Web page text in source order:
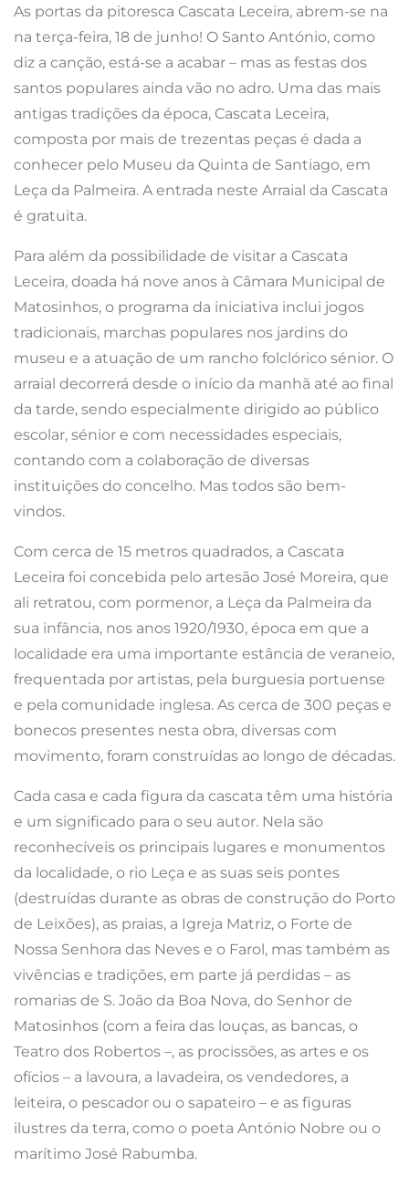
As portas da pitoresca Cascata Leceira, abrem-se na
na terça-feira, 18 de junho! O Santo António, como
diz a canção, está-se a acabar – mas as festas dos
santos populares ainda vão no adro. Uma das mais
antigas tradições da época, Cascata Leceira,
composta por mais de trezentas peças é dada a
conhecer pelo Museu da Quinta de Santiago, em
Leça da Palmeira. A entrada neste Arraial da Cascata
é gratuita.
Para além da possibilidade de visitar a Cascata
Leceira, doada há nove anos à Câmara Municipal de
Matosinhos, o programa da iniciativa inclui jogos
tradicionais, marchas populares nos jardins do
museu e a atuação de um rancho folclórico sénior. O
arraial decorrerá desde o início da manhã até ao final
da tarde, sendo especialmente dirigido ao público
escolar, sénior e com necessidades especiais,
contando com a colaboração de diversas
instituições do concelho. Mas todos são bem-
vindos.
Com cerca de 15 metros quadrados, a Cascata
Leceira foi concebida pelo artesão José Moreira, que
ali retratou, com pormenor, a Leça da Palmeira da
sua infância, nos anos 1920/1930, época em que a
localidade era uma importante estância de veraneio,
frequentada por artistas, pela burguesia portuense
e pela comunidade inglesa. As cerca de 300 peças e
bonecos presentes nesta obra, diversas com
movimento, foram construídas ao longo de décadas.
Cada casa e cada figura da cascata têm uma história
e um significado para o seu autor. Nela são
reconhecíveis os principais lugares e monumentos
da localidade, o rio Leça e as suas seis pontes
(destruídas durante as obras de construção do Porto
de Leixões), as praias, a Igreja Matriz, o Forte de
Nossa Senhora das Neves e o Farol, mas também as
vivências e tradições, em parte já perdidas – as
romarias de S. João da Boa Nova, do Senhor de
Matosinhos (com a feira das louças, as bancas, o
Teatro dos Robertos –, as procissões, as artes e os
ofícios – a lavoura, a lavadeira, os vendedores, a
leiteira, o pescador ou o sapateiro – e as figuras
ilustres da terra, como o poeta António Nobre ou o
marítimo José Rabumba.